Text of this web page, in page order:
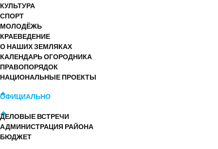
КУЛЬТУРА
СПОРТ
МОЛОДЁЖЬ
КРАЕВЕДЕНИЕ
О НАШИХ ЗЕМЛЯКАХ
КАЛЕНДАРЬ ОГОРОДНИКА
ПРАВОПОРЯДОК
НАЦИОНАЛЬНЫЕ ПРОЕКТЫ
ОФИЦИАЛЬНО
ДЕЛОВЫЕ ВСТРЕЧИ
АДМИНИСТРАЦИЯ РАЙОНА
БЮДЖЕТ